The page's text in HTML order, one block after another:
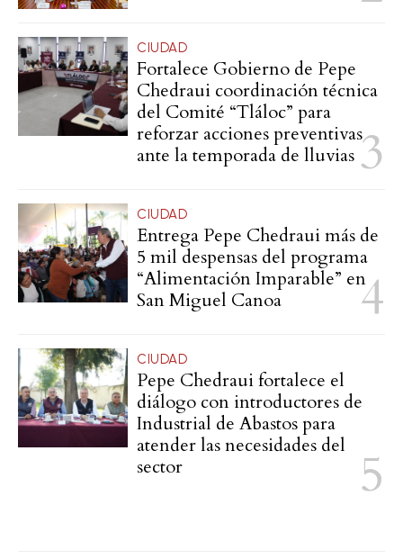
CIUDAD
Fortalece Gobierno de Pepe
Chedraui coordinación técnica
del Comité “Tláloc” para
reforzar acciones preventivas
ante la temporada de lluvias
CIUDAD
Entrega Pepe Chedraui más de
5 mil despensas del programa
“Alimentación Imparable” en
San Miguel Canoa
CIUDAD
Pepe Chedraui fortalece el
diálogo con introductores de
Industrial de Abastos para
atender las necesidades del
sector